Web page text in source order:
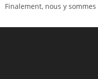
Finalement, nous y